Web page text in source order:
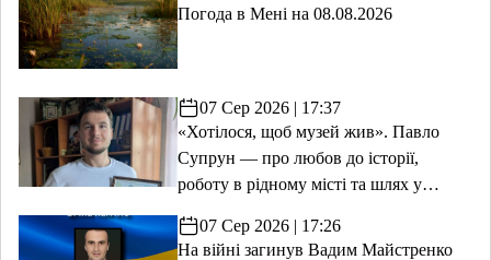
Погода в Мені на 08.08.2026
07 Сер 2026 | 17:37
«Хотілося, щоб музей жив». Павло
Супрун — про любов до історії,
роботу в рідному місті та шлях у
07 Сер 2026 | 17:26
На війні загинув Вадим Майстренко